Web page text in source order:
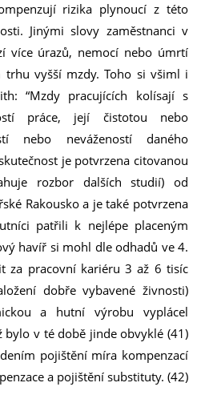
rizika plynoucí z této
Jinými slovy zaměstnanci v
více úrazů, nemocí nebo úmrtí
trhu vyšší mzdy. Toho si všiml i
“Mzdy pracujících kolísají s
práce, její čistotou nebo
nebo nevážeností daného
je potvrzena citovanou
rozbor dalších studií) od
Rakousko a je také potvrzena
patřili k nejlépe placeným
havíř si mohl dle odhadů ve 4.
za pracovní kariéru 3 až 6 tisíc
dobře vybavené živnosti)
a hutní výrobu vyplácel
bylo v té době jinde obvyklé (41)
pojištění míra kompenzací
a pojištění substituty. (42)